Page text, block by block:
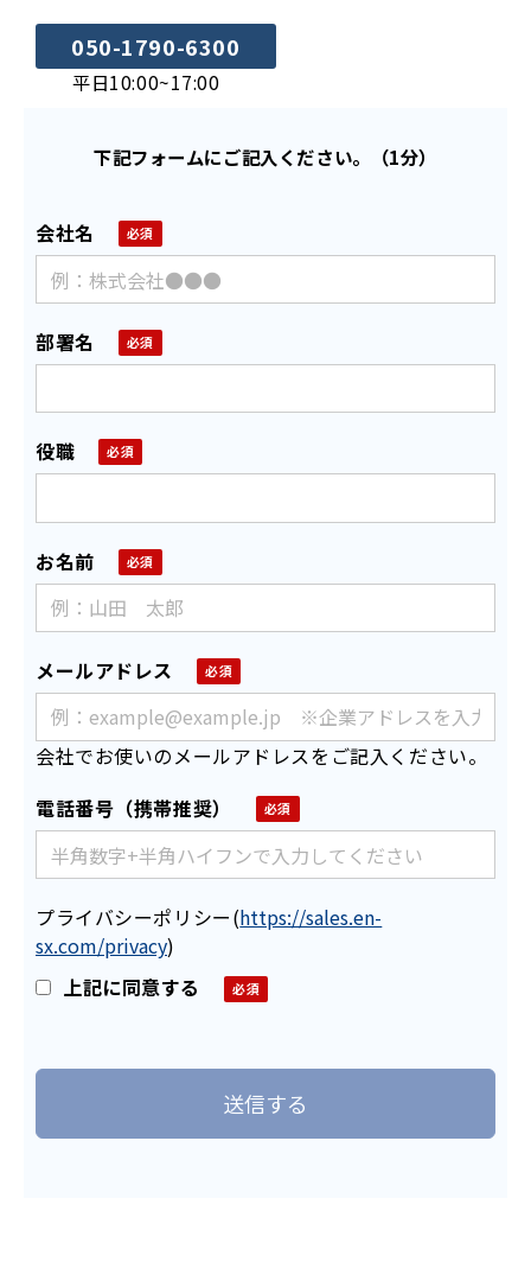
050-1790-6300
平日10:00~17:00
下記フォームにご記入ください。（1分）
会社名
部署名
役職
お名前
メールアドレス
会社でお使いのメールアドレスをご記入ください。
電話番号（携帯推奨）
プライバシーポリシー(https://sales.en-
sx.com/privacy)
上記に同意する